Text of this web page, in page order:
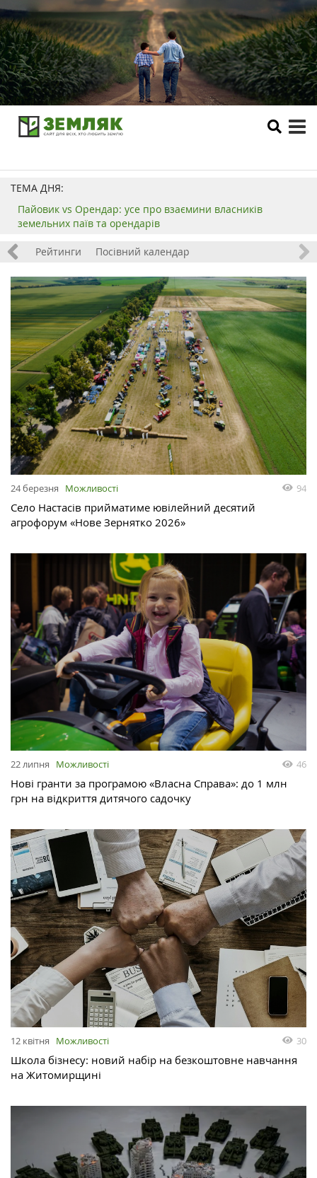
ТЕМА ДНЯ:
Пайовик vs Орендар: усе про взаємини власників
земельних паїв та орендарів
Рейтинги Посівний календар
24 березня Можливості 94
Село Настасів прийматиме ювілейний десятий
агрофорум «Нове Зернятко 2026»
22 липня Можливості 46
Нові гранти за програмою «Власна Справа»: до 1 млн
грн на відкриття дитячого садочку
12 квітня Можливості 30
Школа бізнесу: новий набір на безкоштовне навчання
на Житомирщині